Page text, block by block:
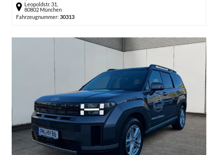
Leopoldstr. 31,
80802 München
Fahrzeugnummer: 30313